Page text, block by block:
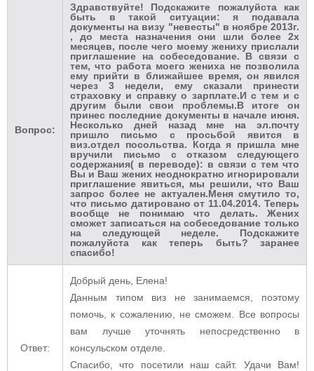
Вопрос:
Здравствуйте! Подскажите пожалуйста как
быть в такой ситуации: я подавала
документы на визу "невесты" в ноябре 2013г.
, до места назначения они шли более 2х
месяцев, после чего моему жениху прислали
приглашение на собеседование. В связи с
тем, что работа моего жениха не позволила
ему прийти в ближайшее время, он явился
через 3 недели, ему сказали принести
страховку и справку о зарплате.И с тем и с
другим были свои проблемы.В итоге он
принес последние документы в начале июня.
Несколько дней назад мне на эл.почту
пришло письмо с просьбой явится в
виз.отдел посольства. Когда я пришла мне
вручили письмо с отказом следующего
содержания( в переводе): в связи с тем что
Вы и Ваш жених неоднократно игнорировали
приглашение явиться, мы решили, что Ваш
запрос более не актуален.Меня смутило то,
что письмо датировано от 11.04.2014. Теперь
вообще не понимаю что делать. Жених
сможет записаться на собеседование только
на следующей неделе. Подскажите
пожалуйста как теперь быть? заранее
спасибо!
Ответ:
Добрый день, Елена!
Данным типом виз не занимаемся, поэтому
помочь, к сожалению, не сможем. Все вопросы
вам лучше уточнять непосредственно в
консульском отделе.
Спасибо, что посетили наш сайт. Удачи Вам!